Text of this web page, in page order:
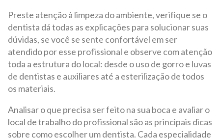
Preste atenção à limpeza do ambiente, verifique se o
dentista dá todas as explicações para solucionar suas
dúvidas, se você se sente confortável em ser
atendido por esse profissional e observe com atenção
toda a estrutura do local: desde o uso de gorro e luvas
de dentistas e auxiliares até a esterilização de todos
os materiais.
Analisar o que precisa ser feito na sua boca e avaliar o
local de trabalho do profissional são as principais dicas
sobre como escolher um dentista. Cada especialidade